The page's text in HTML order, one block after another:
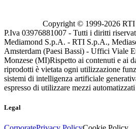
Copyright © 1999-2026 RTI
P.Iva 03976881007 - Tutti i diritti
Mediamond S.p.A. - RTI S.p.A.,
Amsterdam (Paesi Bassi) - Uffici Viale
Monzese (MI)Rispetto ai contenuti e ai
riprodotti è vietata ogni utilizzazione
sistemi di intelligenza artificiale
espresso di utilizzare mezzi
Legal